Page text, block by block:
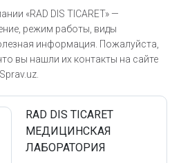
«RAD DIS TICARET» —
режим работы, виды
информация. Пожалуйста,
вы нашли их контакты на сайте
RAD DIS TICARET
МЕДИЦИНСКАЯ
ЛАБОРАТОРИЯ